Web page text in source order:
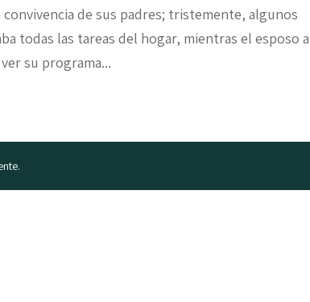
de sus padres; tristemente, algunos
todas las tareas del hogar, mientras el esposo
su programa...